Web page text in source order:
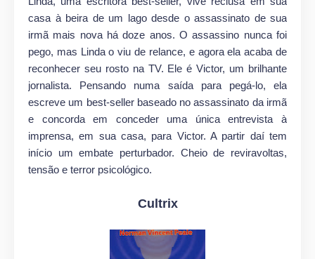
casa à beira de um lago desde o assassinato de sua
irmã mais nova há doze anos. O assassino nunca foi
pego, mas Linda o viu de relance, e agora ela acaba de
reconhecer seu rosto na TV. Ele é Victor, um brilhante
jornalista. Pensando numa saída para pegá-lo, ela
escreve um best-seller baseado no assassinato da irmã
e concorda em conceder uma única entrevista à
imprensa, em sua casa, para Victor. A partir daí tem
início um embate perturbador. Cheio de reviravoltas,
tensão e terror psicológico.
Cultrix